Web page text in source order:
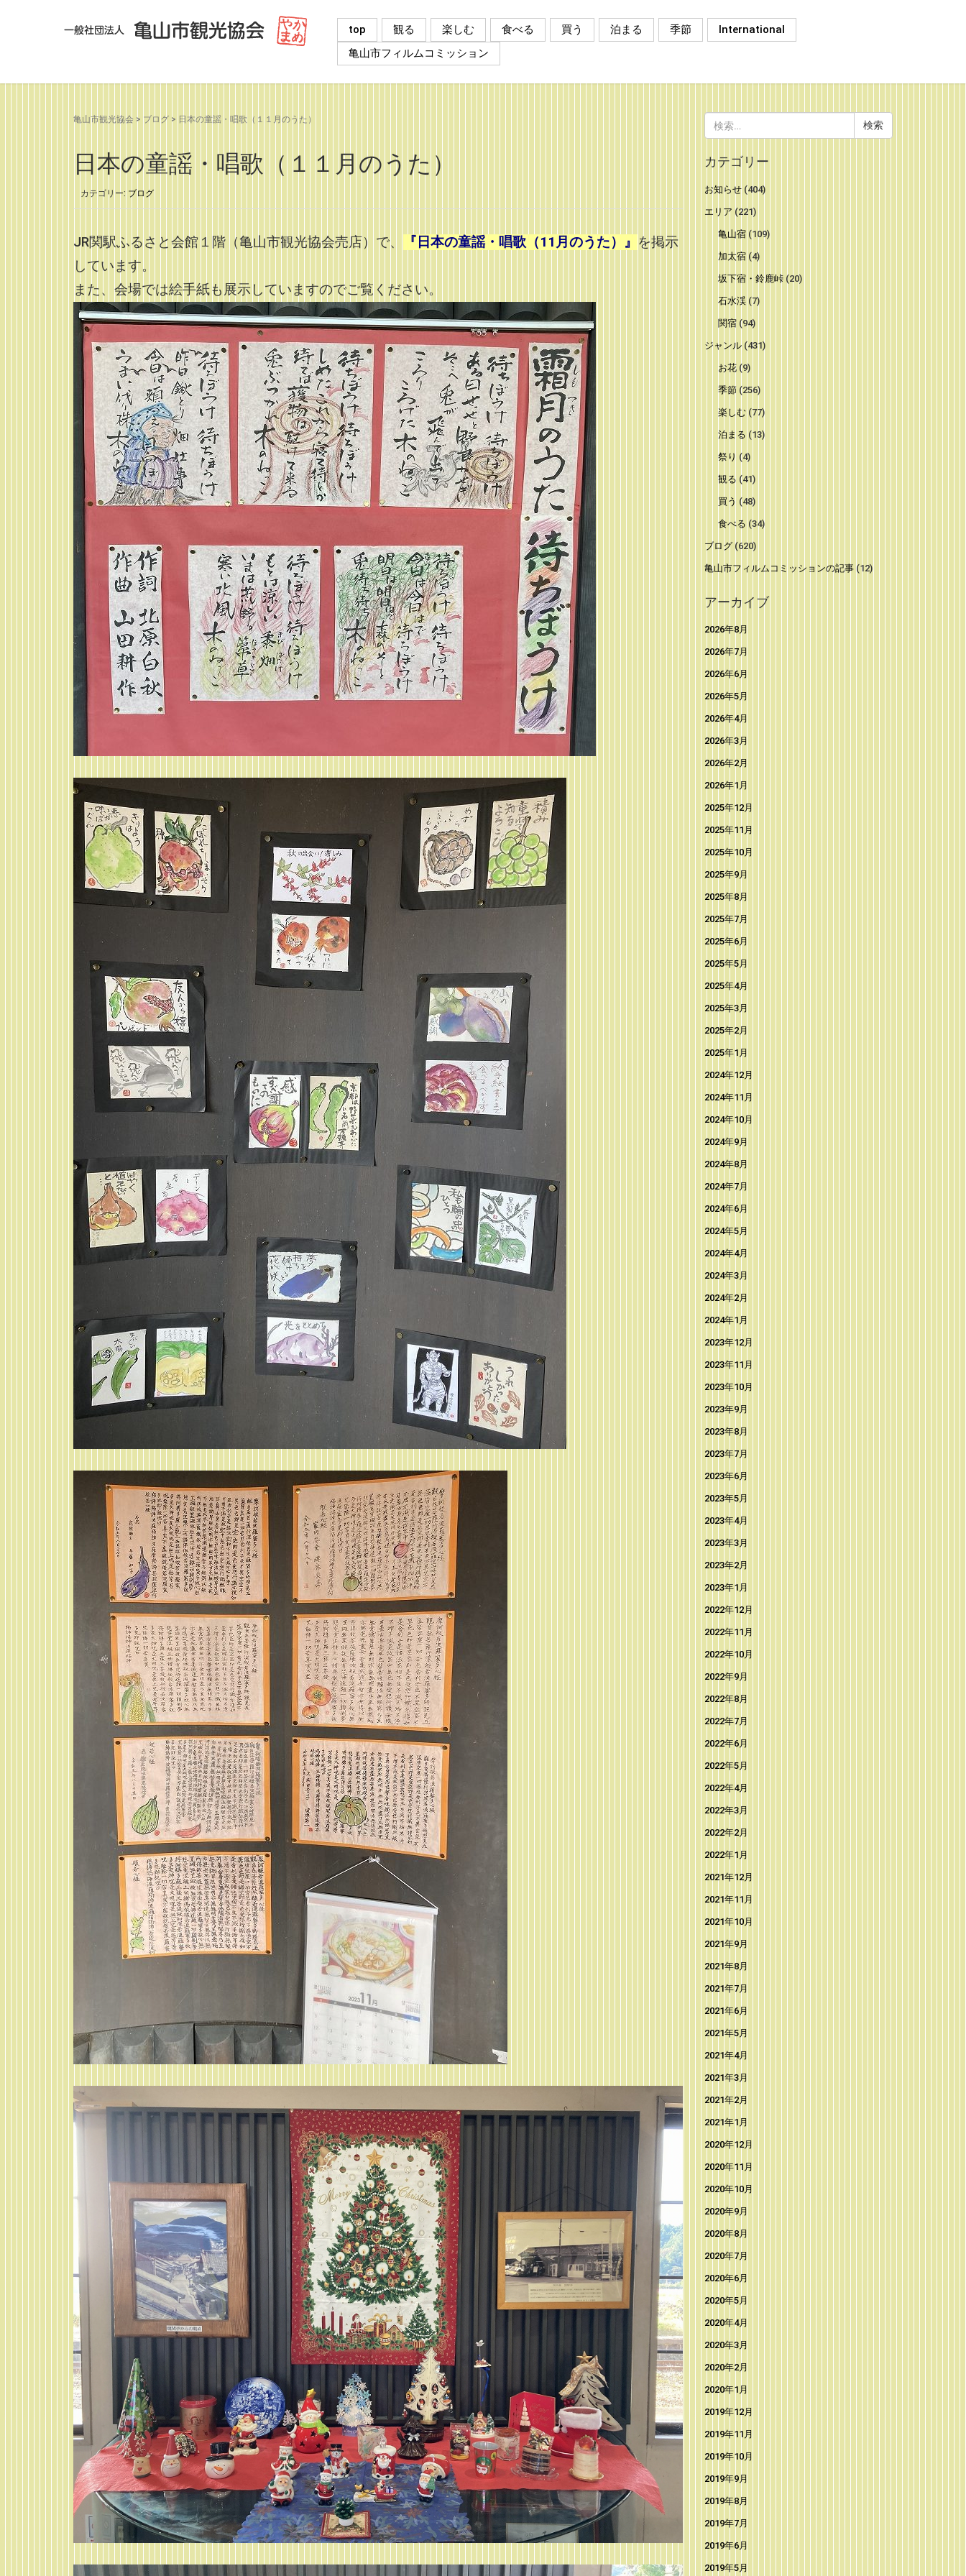
top 観る 楽しむ 食べる 買う 泊まる 季節
International
亀山市フィルムコミッション
亀山市観光協会 > ブログ > 日本の童謡・唱歌（１１月のうた）
日本の童謡・唱歌（１１月のうた）
カテゴリー: ブログ
JR関駅ふるさと会館１階（亀山市観光協会売店）で、 『日本の童謡・唱歌（11月のうた）』 を掲示
しています。
また、会場では絵手紙も展示していますのでご覧ください。
索:
カテゴリー
お知らせ(404)
エリア (221)
亀山宿 (109)
加太宿 (4)
坂下宿・鈴鹿峠 (20)
石水渓 (7)
関宿 (94)
ジャンル(431)
お花 (9)
季節 (256)
楽しむ (77)
泊まる (13)
祭り (4)
観る (41)
買う (48)
食べる (34)
ブログ(620)
亀山市フィルムコミッションの記事(12)
アーカイブ
2026年8月
2026年7月
2026年6月
2026年5月
2026年4月
2026年3月
2026年2月
2026年1月
2025年12月
2025年11月
2025年10月
2025年9月
2025年8月
2025年7月
2025年6月
2025年5月
2025年4月
2025年3月
2025年2月
2025年1月
2024年12月
2024年11月
2024年10月
2024年9月
2024年8月
2024年7月
2024年6月
2024年5月
2024年4月
2024年3月
2024年2月
2024年1月
2023年12月
2023年11月
2023年10月
2023年9月
2023年8月
2023年7月
2023年6月
2023年5月
2023年4月
2023年3月
2023年2月
2023年1月
2022年12月
2022年11月
2022年10月
2022年9月
2022年8月
2022年7月
2022年6月
2022年5月
2022年4月
2022年3月
2022年2月
2022年1月
2021年12月
2021年11月
2021年10月
2021年9月
2021年8月
2021年7月
2021年6月
2021年5月
2021年4月
2021年3月
2021年2月
2021年1月
2020年12月
2020年11月
2020年10月
2020年9月
2020年8月
2020年7月
2020年6月
2020年5月
2020年4月
2020年3月
2020年2月
2020年1月
2019年12月
2019年11月
2019年10月
2019年9月
2019年8月
2019年7月
2019年6月
2019年5月